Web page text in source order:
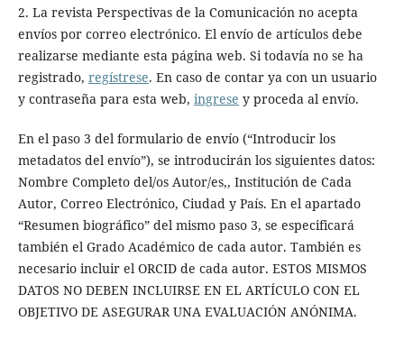
2. La revista Perspectivas de la Comunicación no acepta
envíos por correo electrónico. El envío de artículos debe
realizarse mediante esta página web. Si todavía no se ha
registrado, regístrese. En caso de contar ya con un usuario
y contraseña para esta web, ingrese y proceda al envío.
En el paso 3 del formulario de envío (“Introducir los
metadatos del envío”), se introducirán los siguientes datos:
Nombre Completo del/os Autor/es,, Institución de Cada
Autor, Correo Electrónico, Ciudad y País. En el apartado
“Resumen biográfico” del mismo paso 3, se especificará
también el Grado Académico de cada autor. También es
necesario incluir el ORCID de cada autor. ESTOS MISMOS
DATOS NO DEBEN INCLUIRSE EN EL ARTÍCULO CON EL
OBJETIVO DE ASEGURAR UNA EVALUACIÓN ANÓNIMA.